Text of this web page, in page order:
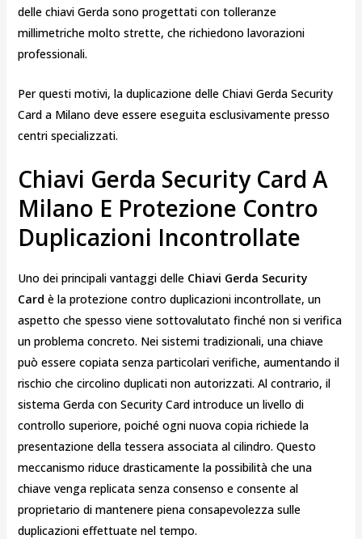
delle chiavi Gerda sono progettati con tolleranze
millimetriche molto strette, che richiedono lavorazioni
professionali.
Per questi motivi, la duplicazione delle Chiavi Gerda Security
Card a Milano deve essere eseguita esclusivamente presso
centri specializzati.
Chiavi Gerda Security Card A
Milano E Protezione Contro
Duplicazioni Incontrollate
Uno dei principali vantaggi delle Chiavi Gerda Security
Card è la protezione contro duplicazioni incontrollate, un
aspetto che spesso viene sottovalutato finché non si verifica
un problema concreto. Nei sistemi tradizionali, una chiave
può essere copiata senza particolari verifiche, aumentando il
rischio che circolino duplicati non autorizzati. Al contrario, il
sistema Gerda con Security Card introduce un livello di
controllo superiore, poiché ogni nuova copia richiede la
presentazione della tessera associata al cilindro. Questo
meccanismo riduce drasticamente la possibilità che una
chiave venga replicata senza consenso e consente al
proprietario di mantenere piena consapevolezza sulle
duplicazioni effettuate nel tempo.